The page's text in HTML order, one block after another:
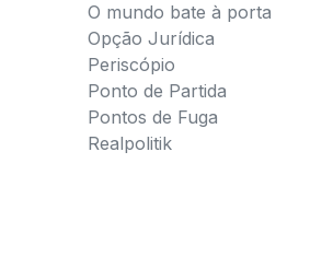
O mundo bate à porta
Opção Jurídica
Periscópio
Ponto de Partida
Pontos de Fuga
Realpolitik